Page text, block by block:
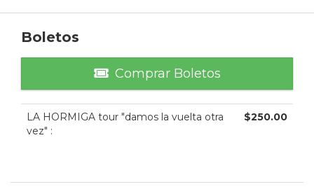
Boletos
Comprar Boletos
LA HORMIGA tour "damos la vuelta otra
vez" :
$250.00